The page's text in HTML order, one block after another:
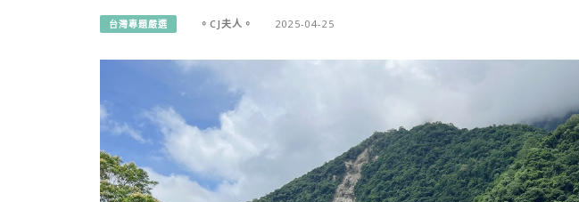
台灣專題嚴選 。CJ夫人。 2025-04-25